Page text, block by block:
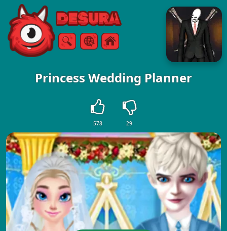
Free Online Games
ค้นหา เมนู
Princess Wedding Planner
578 29